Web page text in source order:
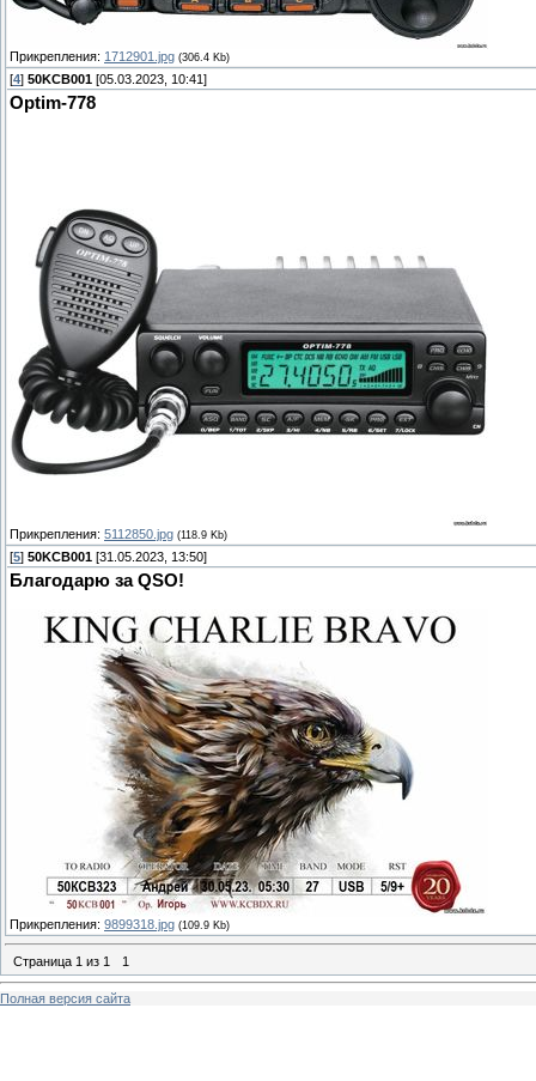
Прикрепления: 1712901.jpg (306.4 Kb)
[4] 50KCB001 [05.03.2023, 10:41]
Optim-778
Прикрепления: 5112850.jpg (118.9 Kb)
[5] 50KCB001 [31.05.2023, 13:50]
Благодарю за QSO!
Прикрепления: 9899318.jpg (109.9 Kb)
Страница 1 из 1 1
Полная версия сайта